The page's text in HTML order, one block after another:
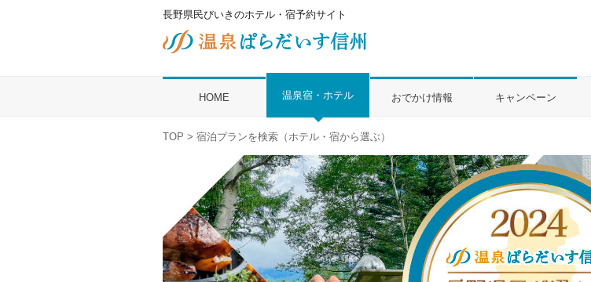
長野県民びいきのホテル・宿予約サイト
HOME 温泉宿・ホテル おでかけ情報 キャンペーン
TOP > 宿泊プランを検索（ホテル・宿から選ぶ）